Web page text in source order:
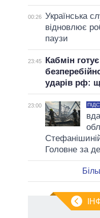
00:26 Українська
відновлює
паузи
23:45
Кабмін
ударів рф:
23:00
Головне за